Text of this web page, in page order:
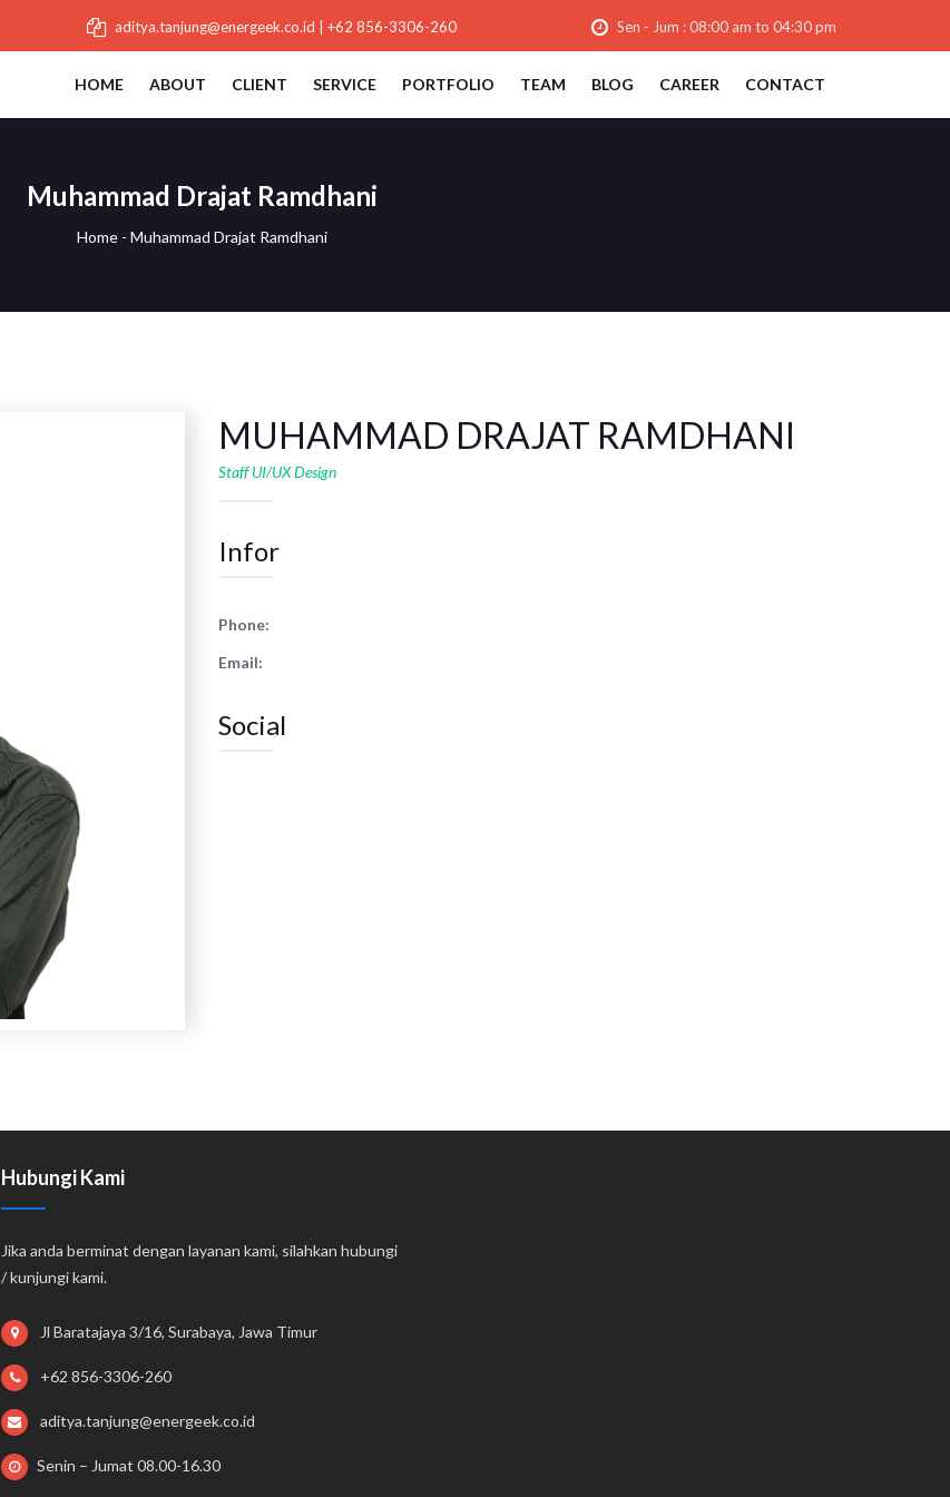
aditya.tanjung@energeek.co.id +62 856-3306-260 Sen - Jum : 08:00 am to 04:30 pm
HOME ABOUT CLIENT SERVICE PORTFOLIO TEAM BLOG CAREER CONTACT
Muhammad Drajat Ramdhani
Home- Muhammad Drajat Ramdhani
MUHAMMAD DRAJAT RAMDHANI
Staff UI/UX Design
Infor
Phone:
Email:
Social
Hubungi Kami
Jika anda berminat dengan layanan kami, silahkan hubungi
/ kunjungi kami.
Jl Baratajaya 3/16, Surabaya, Jawa Timur
+62 856-3306-260
aditya.tanjung@energeek.co.id
Senin – Jumat 08.00-16.30